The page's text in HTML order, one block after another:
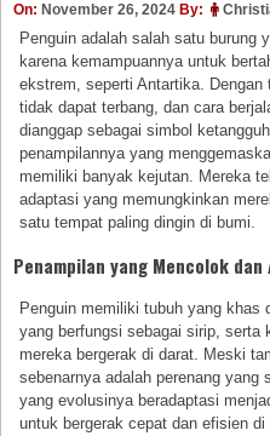
On: November 26, 2024 By:
Penguin adalah salah satu burung
karena kemampuannya untuk
ekstrem, seperti Antartika.
tidak dapat terbang, dan cara
dianggap sebagai simbol
penampilannya yang
memiliki banyak kejutan. Mereka
adaptasi yang memungkinkan
satu tempat paling dingin di bumi.
Penampilan yang Mencolok
Penguin memiliki tubuh yang khas
yang berfungsi sebagai sirip, serta
mereka bergerak di darat. Meski
sebenarnya adalah perenang yang
yang evolusinya beradaptasi
untuk bergerak cepat dan efisien